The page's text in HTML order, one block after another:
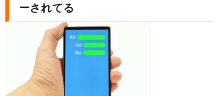
ーされてる